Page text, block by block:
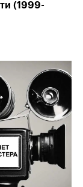
(1999-